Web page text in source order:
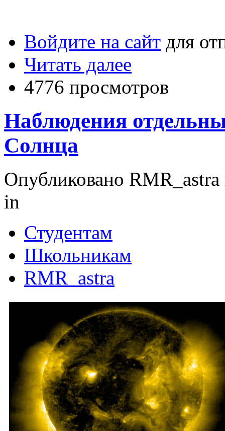
Войдите на сайт для
Читать далее
4776 просмотров
Наблюдения
Солнца
Опубликовано
in
Студентам
Школьникам
RMR_astra